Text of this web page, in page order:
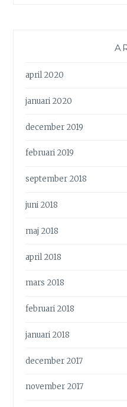
april 2020
januari 2020
december 2019
februari 2019
september 2018
juni 2018
maj 2018
april 2018
mars 2018
februari 2018
januari 2018
december 2017
november 2017